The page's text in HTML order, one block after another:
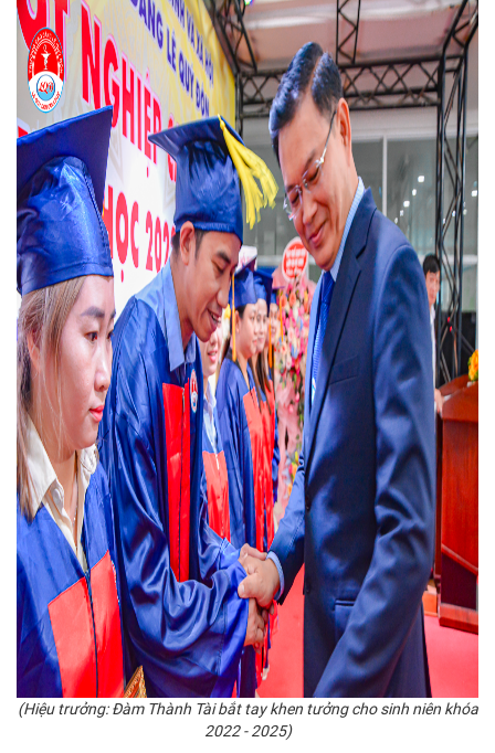
(Hiệu trưởng: Đàm Thành Tài bắt tay khen tưởng cho sinh niên khóa
2022 - 2025)